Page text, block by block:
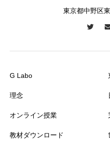
東京都中野区
G Labo
理念
オンライン授業
教材ダウンロード